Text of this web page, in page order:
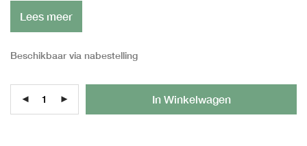
Lees meer
Beschikbaar via nabestelling
In Winkelwagen